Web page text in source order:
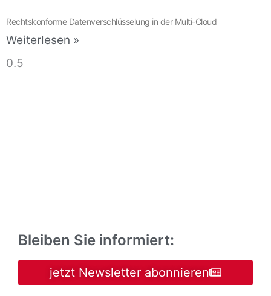
Rechtskonforme Datenverschlüsselung in der Multi-Cloud
Weiterlesen »
Bleiben Sie informiert:
jetzt Newsletter abonnieren